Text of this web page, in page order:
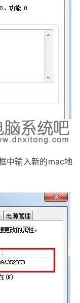
输入新的mac地